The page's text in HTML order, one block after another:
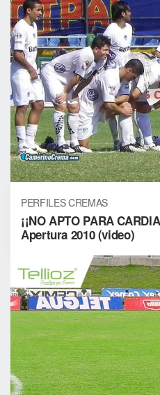
PERFILES CREMAS
¡¡NO APTO PARA
Apertura 2010 (video)